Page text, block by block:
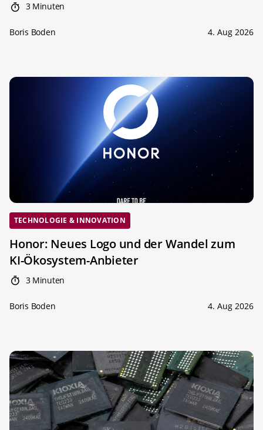
3 Minuten
Boris Boden 4. Aug 2026
TECHNOLOGIE & INNOVATION
Honor: Neues Logo und der Wandel zum
KI-Ökosystem-Anbieter
3 Minuten
Boris Boden 4. Aug 2026